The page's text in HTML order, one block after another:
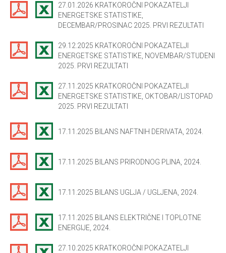
27.01.2026 KRATKOROČNI POKAZATELJI
ENERGETSKE STATISTIKE,
DECEMBAR/PROSINAC 2025. PRVI REZULTATI
29.12.2025 KRATKOROČNI POKAZATELJI
ENERGETSKE STATISTIKE, NOVEMBAR/STUDENI
2025. PRVI REZULTATI
27.11.2025 KRATKOROČNI POKAZATELJI
ENERGETSKE STATISTIKE, OKTOBAR/LISTOPAD
2025. PRVI REZULTATI
17.11.2025 BILANS NAFTNIH DERIVATA, 2024.
17.11.2025 BILANS PRIRODNOG PLINA, 2024.
17.11.2025 BILANS UGLJA / UGLJENA, 2024.
17.11.2025 BILANS ELEKTRIČNE I TOPLOTNE
ENERGIJE, 2024.
27.10.2025 KRATKOROČNI POKAZATELJI